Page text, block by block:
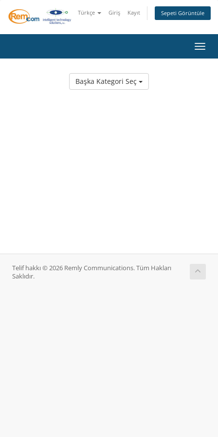
Türkçe Giriş Kayıt Sepeti Görüntüle
Başka Kategori Seç
Telif hakkı © 2026 Remly Communications. Tüm Hakları
Saklıdır.